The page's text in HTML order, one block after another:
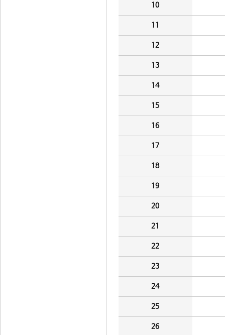
10
11
12
13
14
15
16
17
18
19
20
21
22
23
24
25
26